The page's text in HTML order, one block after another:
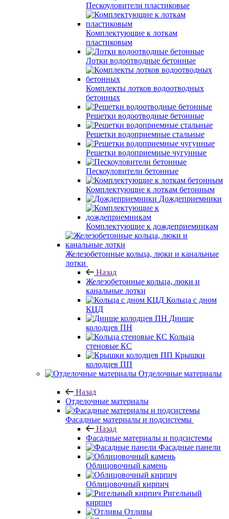
Пескоуловители пластиковые
Комплектующие к лоткам
пластиковым
Лотки водоотводные бетонные
Комплекты лотков водоотводных
бетонных
Решетки водоотводные бетонные
Решетки водоприемные стальные
Решетки водоприемные чугунные
Пескоуловители бетонные
Комплектующие к лоткам бетонным
Дождеприемники
Комплектующие к дождеприемникам
Железобетонные кольца, люки и канальные
лотки
Назад
Железобетонные кольца, люки и
канальные лотки
Кольца с дном
КЦД
Днище
колодцев ПН
Кольца
стеновые КС
Крышки
колодцев ПП
Отделочные материалы
Назад
Отделочные материалы
Фасадные материалы и подсистемы
Назад
Фасадные материалы и подсистемы
Фасадные панели
Облицовочный камень
Облицовочный кирпич
Ригельный
кирпич
Отливы